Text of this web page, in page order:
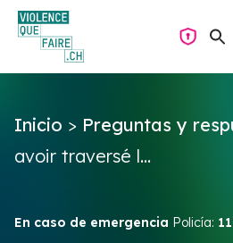
Preguntas y respuestas
Navegación privada
Inicio > Preguntas y
avoir traversé l...
En caso de emergencia Policía: